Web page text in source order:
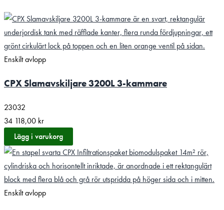
Enskilt avlopp
CPX Slamavskiljare 3200L 3-kammare
23032
34 118,00 kr
Lägg i varukorg
Enskilt avlopp